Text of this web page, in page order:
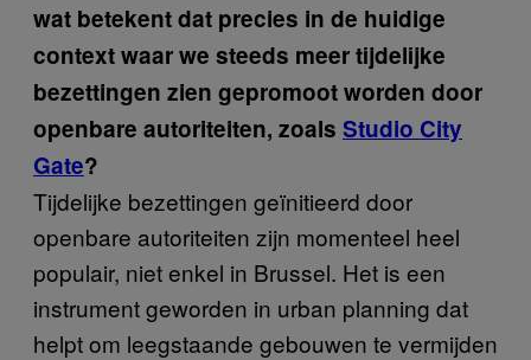
wat betekent dat precies in de huidige
context waar we steeds meer tijdelijke
bezettingen zien gepromoot worden door
openbare autoriteiten, zoals Studio City
Gate?
Tijdelijke bezettingen geïnitieerd door
openbare autoriteiten zijn momenteel heel
populair, niet enkel in Brussel. Het is een
instrument geworden in urban planning dat
helpt om leegstaande gebouwen te vermijden